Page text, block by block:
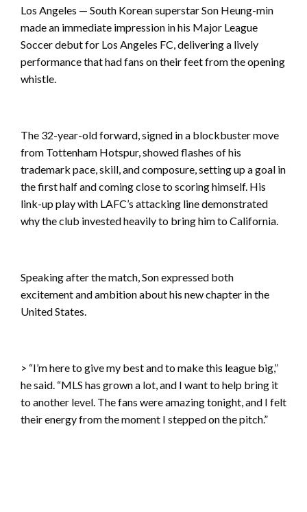
Los Angeles — South Korean superstar Son Heung-min
made an immediate impression in his Major League
Soccer debut for Los Angeles FC, delivering a lively
performance that had fans on their feet from the opening
whistle.
The 32-year-old forward, signed in a blockbuster move
from Tottenham Hotspur, showed flashes of his
trademark pace, skill, and composure, setting up a goal in
the first half and coming close to scoring himself. His
link-up play with LAFC’s attacking line demonstrated
why the club invested heavily to bring him to California.
Speaking after the match, Son expressed both
excitement and ambition about his new chapter in the
United States.
> “I’m here to give my best and to make this league big,”
he said. “MLS has grown a lot, and I want to help bring it
to another level. The fans were amazing tonight, and I felt
their energy from the moment I stepped on the pitch.”